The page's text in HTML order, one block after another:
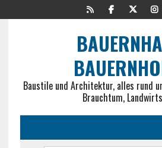
Baustile und Architektur, alles rund
Brauchtum,